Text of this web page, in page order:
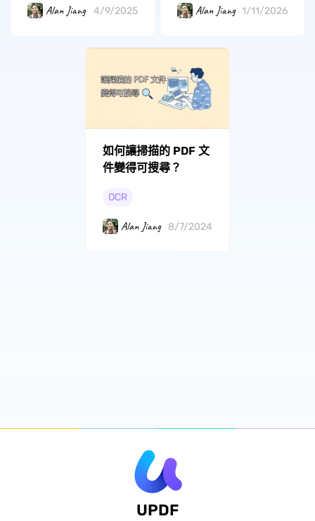
Alan Jiang 4/9/2025 Alan Jiang 1/11/2026
如何讓掃描的 PDF 文
件變得可搜尋？
OCR
Alan Jiang 8/7/2024
UPDF